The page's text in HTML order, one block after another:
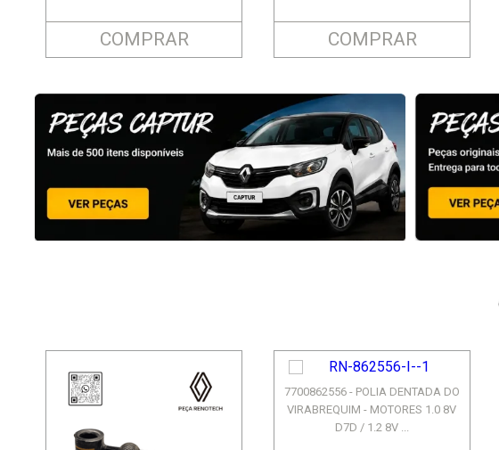
COMPRAR COMPRAR
7700862556 - POLIA DENTADA DO
VIRABREQUIM - MOTORES 1.0 8V
D7D / 1.2 8V ...